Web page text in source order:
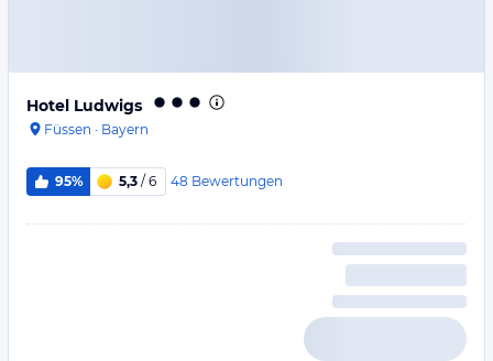
Hotel Ludwigs
Füssen · Bayern
95% 5,3 / 6 48 Bewertungen